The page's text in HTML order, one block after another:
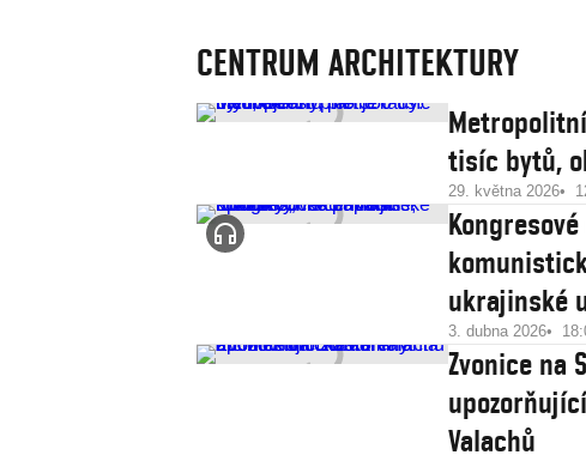
CENTRUM ARCHITEKTURY
tisíc bytů,
29. května 2026
ukrajinské
3. dubna 2026
Zvonice na
Valachů